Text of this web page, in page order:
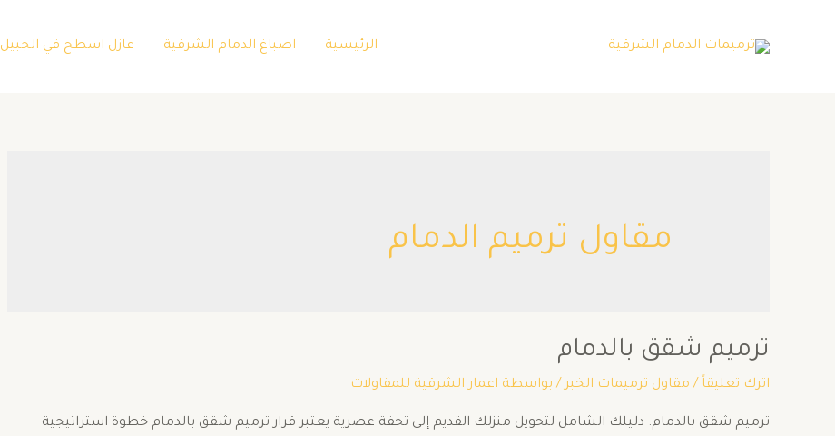
الرئيسية اصباغ الدمام الشرقية عازل اسطح في الجبيل
مقاول ترميم الدمام
ترميم شقق بالدمام
اترك تعليقاً / مقاول ترميمات الخبر/ بواسطة اعمار الشرقية للمقاولات
​ترميم شقق بالدمام: دليلك الشامل لتحويل منزلك القديم إلى تحفة عصرية ​يعتبر قرار ترميم شقق بالدمام خطوة استراتيجية